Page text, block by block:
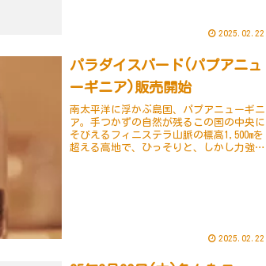
2025.02.22
パラダイスバード(パプアニュ
ーギニア)販売開始
南太平洋に浮かぶ島国、パプアニューギニ
ア。手つかずの自然が残るこの国の中央に
そびえるフィニステラ山脈の標高1,500mを
超える高地で、ひっそりと、しかし力強く
2025.02.22